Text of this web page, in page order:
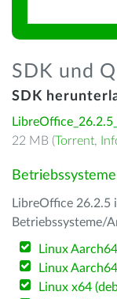
SDK und
SDK
22 MB (Torrent,
Betriebssysteme
LibreOffice 26.2.5
Betriebssysteme/
Linux
Linux
Linux x64